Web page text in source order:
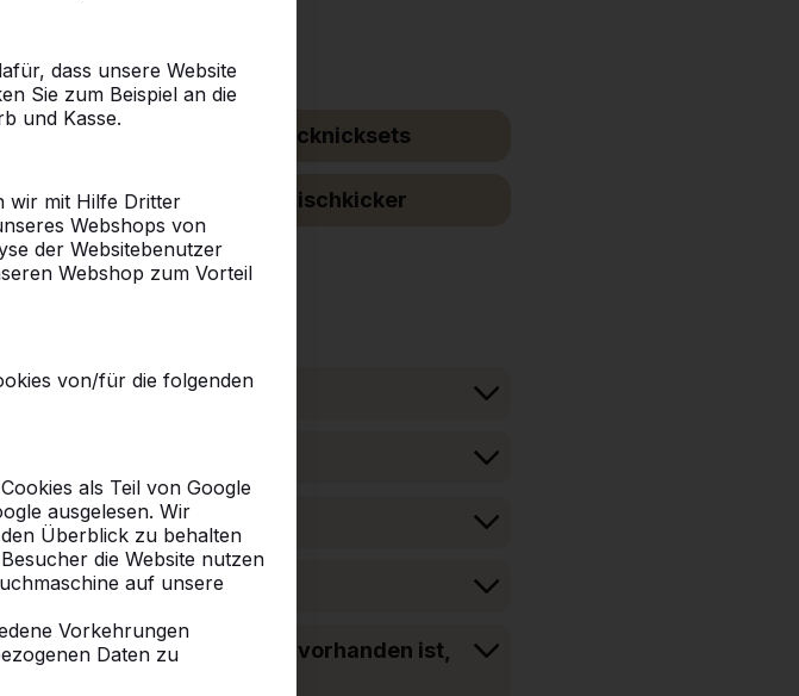
dass unsere Website
Sie zum Beispiel an die
und Kasse.
wir mit Hilfe Dritter
Webshops von
der Websitebenutzer
Webshop zum Vorteil
von/für die folgenden
als Teil von Google
ausgelesen. Wir
Überblick zu behalten
die Website nutzen
auf unsere
Vorkehrungen
Daten zu
Picknicksets
Tischkicker
versehen werden?
eine befestigte Fläche vorhanden ist,